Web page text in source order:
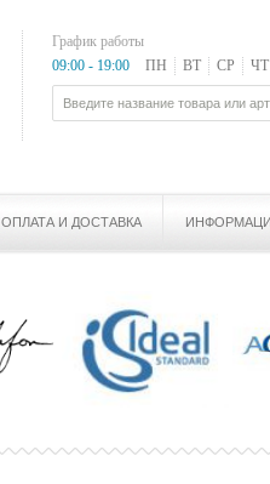
График работы
09:00 - 19:00
ПН ВТ СР ЧТ
ОПЛАТА И ДОСТАВКА